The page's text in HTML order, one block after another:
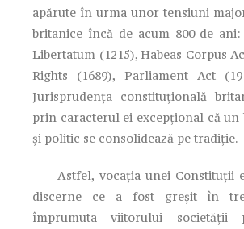
apărute în urma unor tensiuni
britanice încă de acum 800 de ani:
Libertatum (1215), Habeas Corpus
Rights (1689), Parliament Act
Jurisprudenţa constituţională
prin caracterul ei excepţional că un
şi politic se consolidează pe tradiţie.
Astfel, vocaţia unei Constituţii
discerne ce a fost greşit în
împrumuta viitorului societăţii